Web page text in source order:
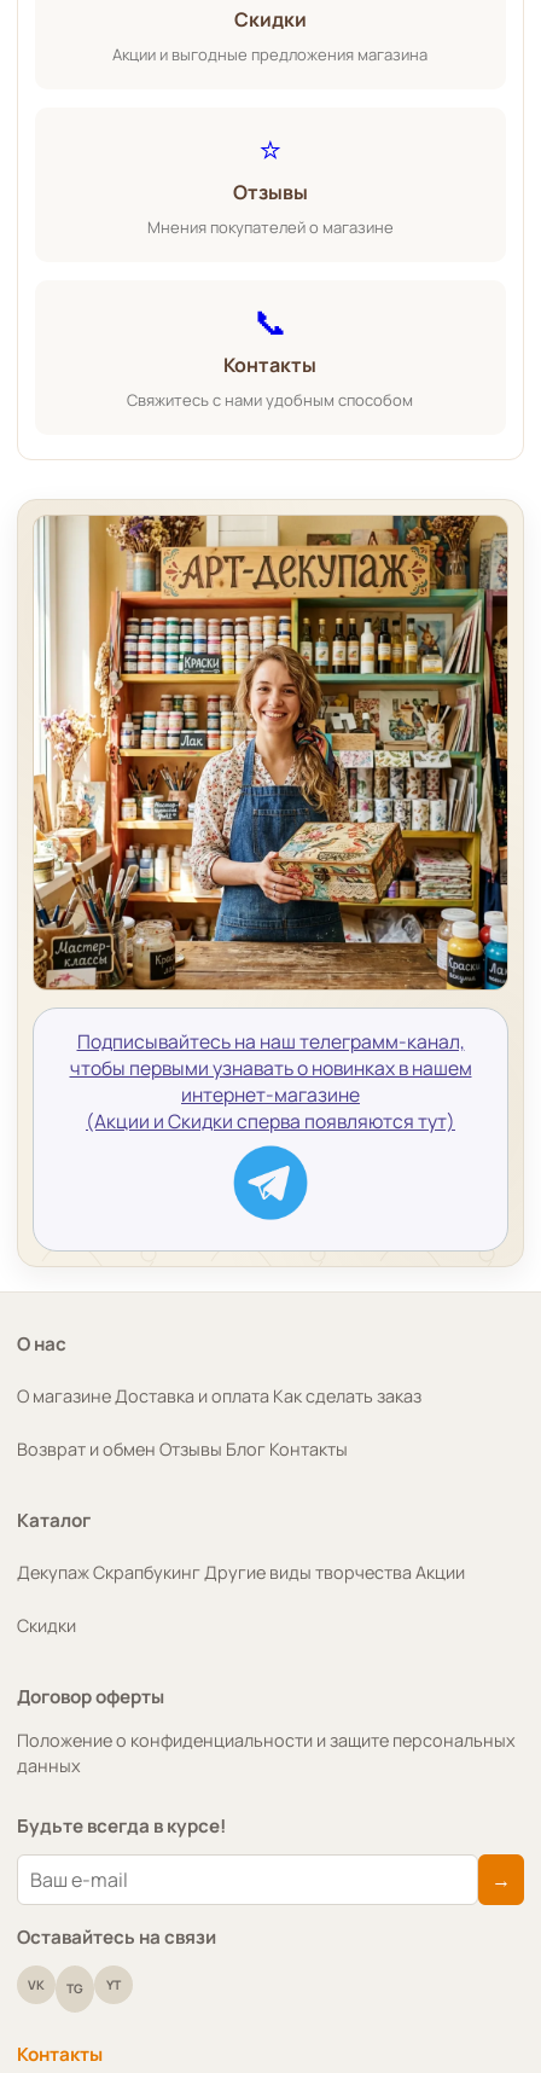
Скидки
Акции и выгодные предложения магазина
⭐
Отзывы
Мнения покупателей о магазине
📞
Контакты
Свяжитесь с нами удобным способом
Подписывайтесь на наш телеграмм-канал,
чтобы первыми узнавать о новинках в нашем
интернет-магазине
(Акции и Скидки сперва появляются тут)
О нас
О магазине Доставка и оплата Как сделать заказ
Возврат и обмен Отзывы Блог Контакты
Каталог
ДекупажСкрапбукинг Другие виды творчества Акции
Скидки
Договор оферты
Положение о конфиденциальности и защите персональных
данных
Будьте всегда в курсе!
→
Оставайтесь на связи
VK TG YT
Контакты